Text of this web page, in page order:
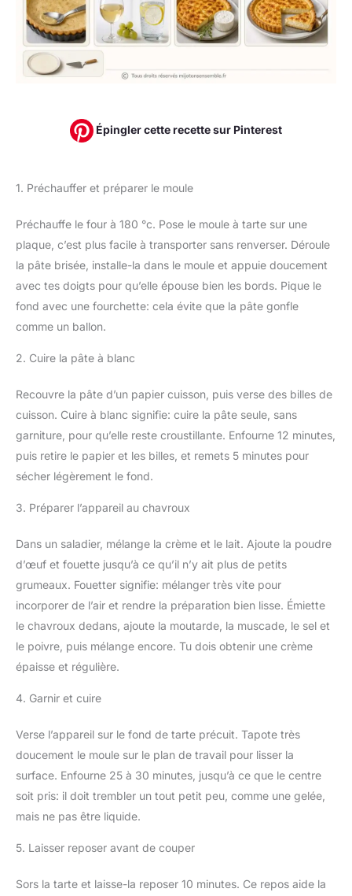
Épingler cette recette sur Pinterest
1. Préchauffer et préparer le moule
Préchauffe le four à 180 °c. Pose le moule à tarte sur une
plaque, c’est plus facile à transporter sans renverser. Déroule
la pâte brisée, installe-la dans le moule et appuie doucement
avec tes doigts pour qu’elle épouse bien les bords. Pique le
fond avec une fourchette: cela évite que la pâte gonfle
comme un ballon.
2. Cuire la pâte à blanc
Recouvre la pâte d’un papier cuisson, puis verse des billes de
cuisson. Cuire à blanc signifie: cuire la pâte seule, sans
garniture, pour qu’elle reste croustillante. Enfourne 12 minutes,
puis retire le papier et les billes, et remets 5 minutes pour
sécher légèrement le fond.
3. Préparer l’appareil au chavroux
Dans un saladier, mélange la crème et le lait. Ajoute la poudre
d’œuf et fouette jusqu’à ce qu’il n’y ait plus de petits
grumeaux. Fouetter signifie: mélanger très vite pour
incorporer de l’air et rendre la préparation bien lisse. Émiette
le chavroux dedans, ajoute la moutarde, la muscade, le sel et
le poivre, puis mélange encore. Tu dois obtenir une crème
épaisse et régulière.
4. Garnir et cuire
Verse l’appareil sur le fond de tarte précuit. Tapote très
doucement le moule sur le plan de travail pour lisser la
surface. Enfourne 25 à 30 minutes, jusqu’à ce que le centre
soit pris: il doit trembler un tout petit peu, comme une gelée,
mais ne pas être liquide.
5. Laisser reposer avant de couper
Sors la tarte et laisse-la reposer 10 minutes. Ce repos aide la